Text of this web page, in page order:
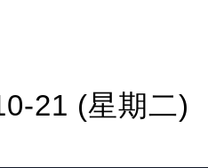
21 (星期二)